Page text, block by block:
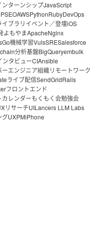
ンターンシップJavaScript
SEOAWSPythonRubyDevOps
ブラリイベント／登壇iOS
よもやまApacheNginx
Go機械学習VulsSRESalesforce
分析基盤BigQueryembulk
ンタビューCIAnsible
ーエンジニア組織リモートワーク
ライブ配信SendGridRails
フロントエンド
カレンダーもくもく会勉強会
リサーチUILancers LLM Labs
グUXPMiPhone